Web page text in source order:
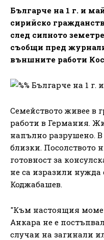
Българче на 1 г. и
сирийско
след силното
съобщи пред
външните работи
Семейството живее в
работи в Германия.
напълно разрушено.
близки. Посолството
готовност за
не са изразили нужда
Коджабашев.
"Към настоящия
Анкара не е
случаи на загинали